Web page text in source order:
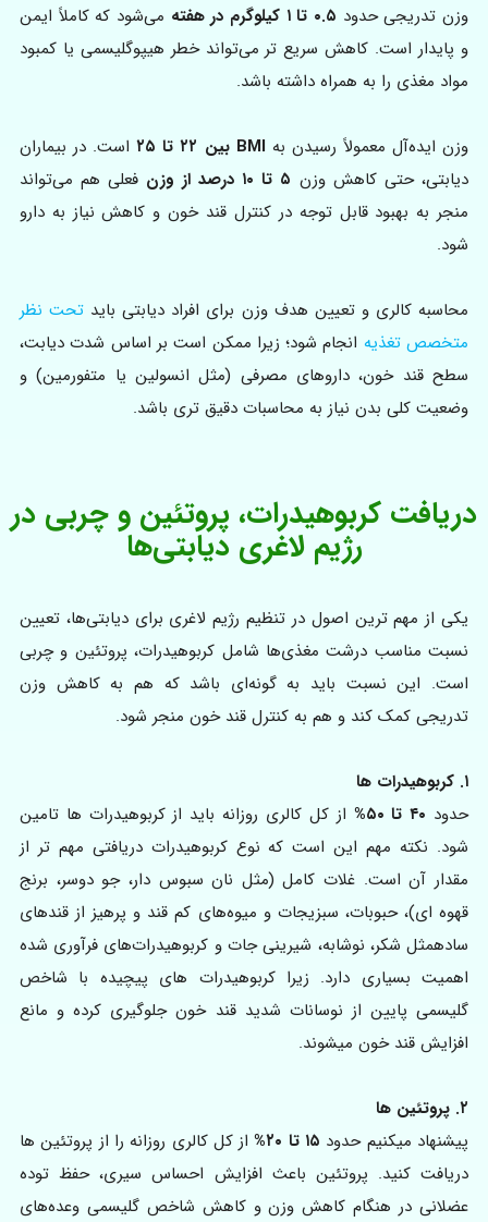
وزن تدریجی حدود ۰.۵ تا ۱ کیلوگرم در هفته
می‌شود که کاملاً ایمن
و پایدار است. کاهش سریع تر می‌تواند خطر هیپوگلیسمی یا کمبود
مواد مغذی را به همراه داشته باشد.
وزن ایده‌آل معمولاً رسیدن به BMI بین ۲۲ تا ۲۵
است. در بیماران
دیابتی، حتی کاهش وزن ۵ تا ۱۰ درصد از وزن
فعلی هم می‌تواند
منجر به بهبود قابل توجه در کنترل قند خون و کاهش نیاز به دارو
شود.
محاسبه کالری و تعیین هدف وزن برای افراد دیابتی باید تحت نظر
متخصص تغذیه انجام شود؛ زیرا ممکن است بر اساس شدت دیابت،
سطح قند خون، داروهای مصرفی (مثل انسولین یا متفورمین) و
وضعیت کلی بدن نیاز به محاسبات دقیق تری باشد.
دریافت کربوهیدرات، پروتئین و چربی در
رژیم لاغری دیابتی‌ها
یکی از مهم ترین اصول در تنظیم رژیم لاغری برای دیابتی‌ها، تعیین
نسبت مناسب درشت مغذی‌ها شامل کربوهیدرات، پروتئین و چربی
است. این نسبت باید به گونه‌ای باشد که هم به کاهش وزن
تدریجی کمک کند و هم به کنترل قند خون منجر شود.
۱. کربوهیدرات ها
حدود ۴۰ تا ۵۰%
از کل کالری روزانه باید از کربوهیدرات ها تامین
شود. نکته مهم این است که نوع کربوهیدرات دریافتی مهم تر از
مقدار آن است. غلات کامل (مثل نان سبوس دار، جو دوسر، برنج
قهوه ای)، حبوبات، سبزیجات و میوه‌های کم قند و پرهیز از قندهای
سادهمثل شکر، نوشابه، شیرینی جات و کربوهیدرات‌های فرآوری شده
اهمیت بسیاری دارد. زیرا کربوهیدرات های پیچیده با شاخص
گلیسمی پایین از نوسانات شدید قند خون جلوگیری کرده و مانع
افزایش قند خون میشوند.
۲. پروتئین ها
پیشنهاد میکنیم حدود ۱۵ تا ۲۰%
از کل کالری روزانه را از پروتئین ها
دریافت کنید. پروتئین باعث افزایش احساس سیری، حفظ توده
عضلانی در هنگام کاهش وزن و کاهش شاخص گلیسمی وعده‌های